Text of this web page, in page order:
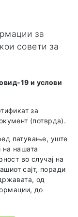
за
совети за
19 и услови
за
(потврда).
патување, уште
на нашата
во случај на
сајт, поради
од
до